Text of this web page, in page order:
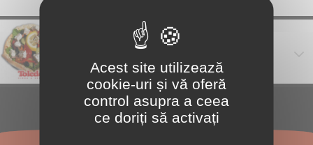
SALATA FASOLE
FASOLE BATUTA, CEAPA, PITA
Acest site utilizează
cookie-uri și vă oferă
control asupra a ceea
ce doriți să activați